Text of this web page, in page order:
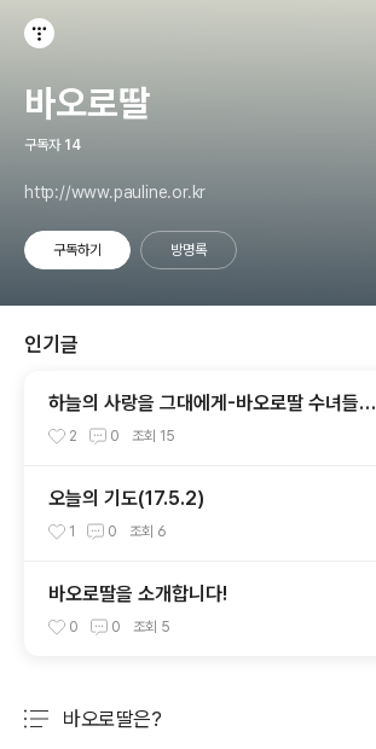
바오로딸
구독자 14
http://www.pauline.or.kr
구독하기 방명록
인기글
하늘의 사랑을 그대에게-바오로딸 수녀들의
기도노래
2 0 조회 15
오늘의 기도(17.5.2)
1 0 조회 6
바오로딸을 소개합니다!
0 0 조회 5
바오로딸은?